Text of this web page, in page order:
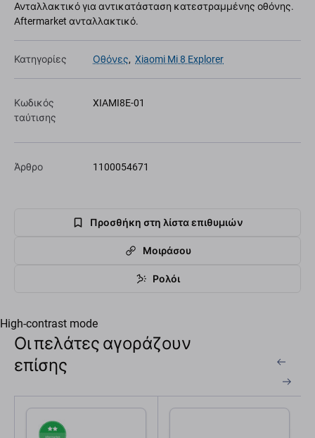
Ανταλλακτικό για αντικατάσταση κατεστραμμένης οθόνης.
Aftermarket ανταλλακτικό.
Κατηγορίες Οθόνες, Xiaomi Mi 8 Explorer
Κωδικός
ταύτισης
XIAMI8E-01
Άρθρο 1100054671
Προσθήκη στη λίστα επιθυμιών
Μοιράσου
Ρολόι
High-contrast mode
Οι πελάτες αγοράζουν
επίσης